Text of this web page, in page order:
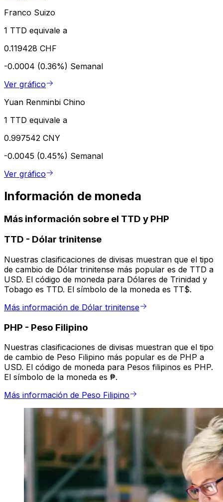
Franco Suizo
1 TTD equivale a
0.119428 CHF
-0.0004 (0.36%) Semanal
Ver gráfico
Yuan Renminbi Chino
1 TTD equivale a
0.997542 CNY
-0.0045 (0.45%) Semanal
Ver gráfico
Información de moneda
Más información sobre el TTD y PHP
TTD - Dólar trinitense
Nuestras clasificaciones de divisas muestran que el tipo
de cambio de Dólar trinitense más popular es de TTD a
USD. El código de moneda para Dólares de Trinidad y
Tobago es TTD. El símbolo de la moneda es TT$.
Más información de Dólar trinitense
PHP - Peso Filipino
Nuestras clasificaciones de divisas muestran que el tipo
de cambio de Peso Filipino más popular es de PHP a
USD. El código de moneda para Pesos filipinos es PHP.
El símbolo de la moneda es ₱.
Más información de Peso Filipino